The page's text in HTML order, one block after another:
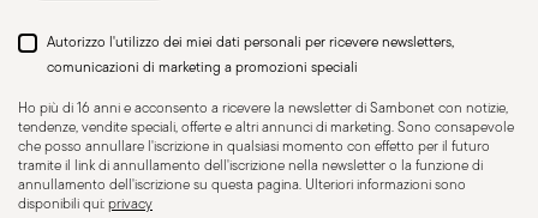
Adatto al lavaggio in
lavastoviglie
Autorizzo l'utilizzo dei miei dati personali per ricevere newsletters,
comunicazioni di marketing a promozioni speciali
Ho più di 16 anni e acconsento a ricevere la newsletter di Sambonet con notizie,
tendenze, vendite speciali, offerte e altri annunci di marketing. Sono consapevole
che posso annullare l'iscrizione in qualsiasi momento con effetto per il futuro
tramite il link di annullamento dell'iscrizione nella newsletter o la funzione di
annullamento dell'iscrizione su questa pagina. Ulteriori informazioni sono
disponibili qui:privacy